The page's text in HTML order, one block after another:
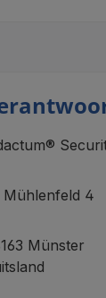
Mühlenfeld 4
Münster